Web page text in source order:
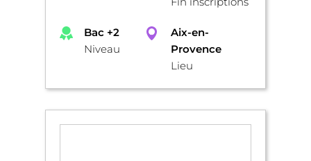
Bac +2
Niveau
Aix-en-
Provence
Lieu